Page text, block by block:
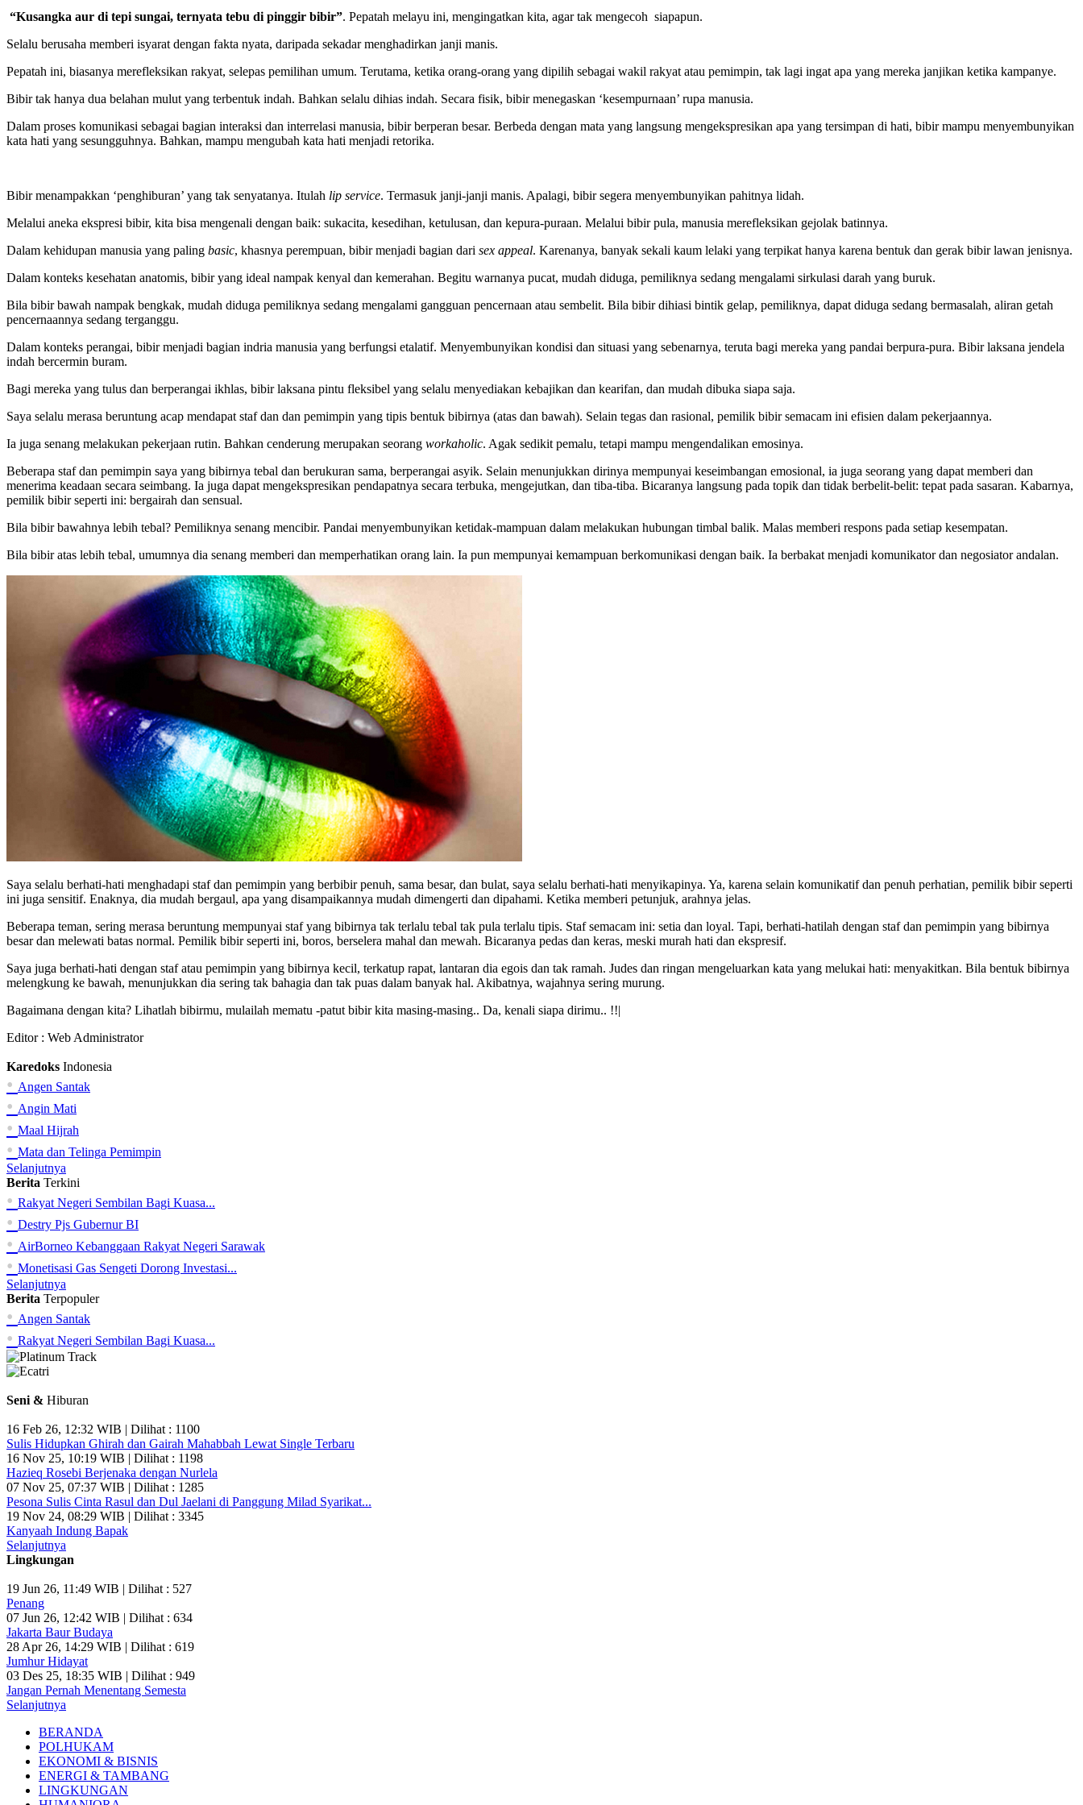
“Kusangka aur di tepi sungai, ternyata tebu di pinggir bibir”. Pepatah melayu ini, mengingatkan kita, agar tak mengecoh siapapun.
Selalu berusaha memberi isyarat dengan fakta nyata, daripada sekadar menghadirkan janji manis.
Pepatah ini, biasanya merefleksikan rakyat, selepas pemilihan umum. Terutama, ketika orang-orang yang dipilih sebagai wakil rakyat atau pemimpin, tak lagi ingat apa yang mereka janjikan ketika kampanye.
Bibir tak hanya dua belahan mulut yang terbentuk indah. Bahkan selalu dihias indah. Secara fisik, bibir menegaskan ‘kesempurnaan’ rupa manusia.
Dalam proses komunikasi sebagai bagian interaksi dan interrelasi manusia, bibir berperan besar. Berbeda dengan mata yang langsung mengekspresikan apa yang tersimpan di hati, bibir mampu menyembunyikan
kata hati yang sesungguhnya. Bahkan, mampu mengubah kata hati menjadi retorika.
Bibir menampakkan ‘penghiburan’ yang tak senyatanya. Itulah lip service. Termasuk janji-janji manis. Apalagi, bibir segera menyembunyikan pahitnya lidah.
Melalui aneka ekspresi bibir, kita bisa mengenali dengan baik: sukacita, kesedihan, ketulusan, dan kepura-puraan. Melalui bibir pula, manusia merefleksikan gejolak batinnya.
Dalam kehidupan manusia yang paling basic, khasnya perempuan, bibir menjadi bagian dari sex appeal. Karenanya, banyak sekali kaum lelaki yang terpikat hanya karena bentuk dan gerak bibir lawan jenisnya.
Dalam konteks kesehatan anatomis, bibir yang ideal nampak kenyal dan kemerahan. Begitu warnanya pucat, mudah diduga, pemiliknya sedang mengalami sirkulasi darah yang buruk.
Bila bibir bawah nampak bengkak, mudah diduga pemiliknya sedang mengalami gangguan pencernaan atau sembelit. Bila bibir dihiasi bintik gelap, pemiliknya, dapat diduga sedang bermasalah, aliran getah
pencernaannya sedang terganggu.
Dalam konteks perangai, bibir menjadi bagian indria manusia yang berfungsi etalatif. Menyembunyikan kondisi dan situasi yang sebenarnya, teruta bagi mereka yang pandai berpura-pura. Bibir laksana jendela
indah bercermin buram.
Bagi mereka yang tulus dan berperangai ikhlas, bibir laksana pintu fleksibel yang selalu menyediakan kebajikan dan kearifan, dan mudah dibuka siapa saja.
Saya selalu merasa beruntung acap mendapat staf dan dan pemimpin yang tipis bentuk bibirnya (atas dan bawah). Selain tegas dan rasional, pemilik bibir semacam ini efisien dalam pekerjaannya.
Ia juga senang melakukan pekerjaan rutin. Bahkan cenderung merupakan seorang workaholic. Agak sedikit pemalu, tetapi mampu mengendalikan emosinya.
Beberapa staf dan pemimpin saya yang bibirnya tebal dan berukuran sama, berperangai asyik. Selain menunjukkan dirinya mempunyai keseimbangan emosional, ia juga seorang yang dapat memberi dan
menerima keadaan secara seimbang. Ia juga dapat mengekspresikan pendapatnya secara terbuka, mengejutkan, dan tiba-tiba. Bicaranya langsung pada topik dan tidak berbelit-belit: tepat pada sasaran. Kabarnya,
pemilik bibir seperti ini: bergairah dan sensual.
Bila bibir bawahnya lebih tebal? Pemiliknya senang mencibir. Pandai menyembunyikan ketidak-mampuan dalam melakukan hubungan timbal balik. Malas memberi respons pada setiap kesempatan.
Bila bibir atas lebih tebal, umumnya dia senang memberi dan memperhatikan orang lain. Ia pun mempunyai kemampuan berkomunikasi dengan baik. Ia berbakat menjadi komunikator dan negosiator andalan.
Saya selalu berhati-hati menghadapi staf dan pemimpin yang berbibir penuh, sama besar, dan bulat, saya selalu berhati-hati menyikapinya. Ya, karena selain komunikatif dan penuh perhatian, pemilik bibir seperti
ini juga sensitif. Enaknya, dia mudah bergaul, apa yang disampaikannya mudah dimengerti dan dipahami. Ketika memberi petunjuk, arahnya jelas.
Beberapa teman, sering merasa beruntung mempunyai staf yang bibirnya tak terlalu tebal tak pula terlalu tipis. Staf semacam ini: setia dan loyal. Tapi, berhati-hatilah dengan staf dan pemimpin yang bibirnya
besar dan melewati batas normal. Pemilik bibir seperti ini, boros, berselera mahal dan mewah. Bicaranya pedas dan keras, meski murah hati dan ekspresif.
Saya juga berhati-hati dengan staf atau pemimpin yang bibirnya kecil, terkatup rapat, lantaran dia egois dan tak ramah. Judes dan ringan mengeluarkan kata yang melukai hati: menyakitkan. Bila bentuk bibirnya
melengkung ke bawah, menunjukkan dia sering tak bahagia dan tak puas dalam banyak hal. Akibatnya, wajahnya sering murung.
Bagaimana dengan kita? Lihatlah bibirmu, mulailah mematu -patut bibir kita masing-masing.. Da, kenali siapa dirimu.. !!|
Editor : Web Administrator
Karedoks Indonesia
• Angen Santak
• Angin Mati
• Maal Hijrah
• Mata dan Telinga Pemimpin
Selanjutnya
Berita Terkini
• Rakyat Negeri Sembilan Bagi Kuasa...
• Destry Pjs Gubernur BI
• AirBorneo Kebanggaan Rakyat Negeri Sarawak
• Monetisasi Gas Sengeti Dorong Investasi...
Selanjutnya
Berita Terpopuler
• Angen Santak
• Rakyat Negeri Sembilan Bagi Kuasa...
Seni & Hiburan
16 Feb 26, 12:32 WIB | Dilihat : 1100
Sulis Hidupkan Ghirah dan Gairah Mahabbah Lewat Single Terbaru
16 Nov 25, 10:19 WIB | Dilihat : 1198
Hazieq Rosebi Berjenaka dengan Nurlela
07 Nov 25, 07:37 WIB | Dilihat : 1285
Pesona Sulis Cinta Rasul dan Dul Jaelani di Panggung Milad Syarikat...
19 Nov 24, 08:29 WIB | Dilihat : 3345
Kanyaah Indung Bapak
Selanjutnya
Lingkungan
19 Jun 26, 11:49 WIB | Dilihat : 527
Penang
07 Jun 26, 12:42 WIB | Dilihat : 634
Jakarta Baur Budaya
28 Apr 26, 14:29 WIB | Dilihat : 619
Jumhur Hidayat
03 Des 25, 18:35 WIB | Dilihat : 949
Jangan Pernah Menentang Semesta
Selanjutnya
BERANDA
POLHUKAM
EKONOMI & BISNIS
ENERGI & TAMBANG
LINGKUNGAN